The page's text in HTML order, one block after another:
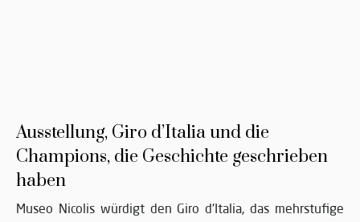
Ausstellung, Giro d’Italia und die
Champions, die Geschichte geschrieben
haben
Museo Nicolis würdigt den Giro d'Italia, das mehrstufige